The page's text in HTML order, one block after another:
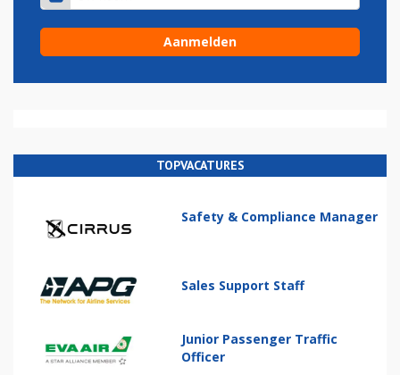
TOPVACATURES
Safety & Compliance Manager
Sales Support Staff
Junior Passenger Traffic
Officer